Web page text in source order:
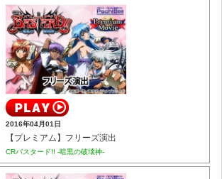
2016年04月01日
【プレミアム】フリーズ演出
CRバスタード!! -暗黒の破壊神-